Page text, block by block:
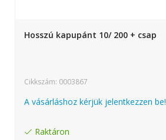
Hosszú kapupánt 10/ 200 + csap
Cikkszám: 0003867
A vásárláshoz kérjük jelentkezzen be!
Raktáron